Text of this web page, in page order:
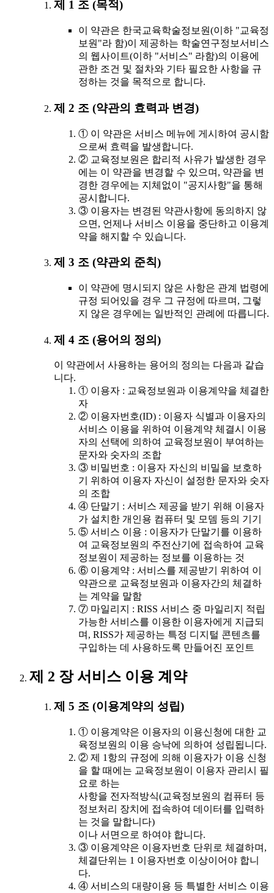
제 1 조 (목적)
이 약관은 한국교육학술정보원(이하 "교육정
보원"라 함)이 제공하는 학술연구정보서비스
의 웹사이트(이하 "서비스" 라함)의 이용에
관한 조건 및 절차와 기타 필요한 사항을 규
정하는 것을 목적으로 합니다.
제 2 조 (약관의 효력과 변경)
① 이 약관은 서비스 메뉴에 게시하여 공시함
으로써 효력을 발생합니다.
② 교육정보원은 합리적 사유가 발생한 경우
에는 이 약관을 변경할 수 있으며, 약관을 변
경한 경우에는 지체없이 "공지사항"을 통해
공시합니다.
③ 이용자는 변경된 약관사항에 동의하지 않
으면, 언제나 서비스 이용을 중단하고 이용계
약을 해지할 수 있습니다.
제 3 조 (약관외 준칙)
이 약관에 명시되지 않은 사항은 관계 법령에
규정 되어있을 경우 그 규정에 따르며, 그렇
지 않은 경우에는 일반적인 관례에 따릅니다.
제 4 조 (용어의 정의)
이 약관에서 사용하는 용어의 정의는 다음과 같습
니다.
① 이용자 : 교육정보원과 이용계약을 체결한
자
② 이용자번호(ID) : 이용자 식별과 이용자의
서비스 이용을 위하여 이용계약 체결시 이용
자의 선택에 의하여 교육정보원이 부여하는
문자와 숫자의 조합
③ 비밀번호 : 이용자 자신의 비밀을 보호하
기 위하여 이용자 자신이 설정한 문자와 숫자
의 조합
④ 단말기 : 서비스 제공을 받기 위해 이용자
가 설치한 개인용 컴퓨터 및 모뎀 등의 기기
⑤ 서비스 이용 : 이용자가 단말기를 이용하
여 교육정보원의 주전산기에 접속하여 교육
정보원이 제공하는 정보를 이용하는 것
⑥ 이용계약 : 서비스를 제공받기 위하여 이
약관으로 교육정보원과 이용자간의 체결하
는 계약을 말함
⑦ 마일리지 : RISS 서비스 중 마일리지 적립
가능한 서비스를 이용한 이용자에게 지급되
며, RISS가 제공하는 특정 디지털 콘텐츠를
구입하는 데 사용하도록 만들어진 포인트
제 2 장 서비스 이용 계약
제 5 조 (이용계약의 성립)
① 이용계약은 이용자의 이용신청에 대한 교
육정보원의 이용 승낙에 의하여 성립됩니다.
② 제 1항의 규정에 의해 이용자가 이용 신청
을 할 때에는 교육정보원이 이용자 관리시 필
요로 하는
사항을 전자적방식(교육정보원의 컴퓨터 등
정보처리 장치에 접속하여 데이터를 입력하
는 것을 말합니다)
이나 서면으로 하여야 합니다.
③ 이용계약은 이용자번호 단위로 체결하며,
체결단위는 1 이용자번호 이상이어야 합니
다.
④ 서비스의 대량이용 등 특별한 서비스 이용